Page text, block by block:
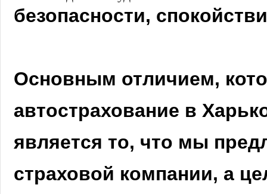
безопасности,
Основным отличием,
автострахование в
является то, что мы
страховой компании, а